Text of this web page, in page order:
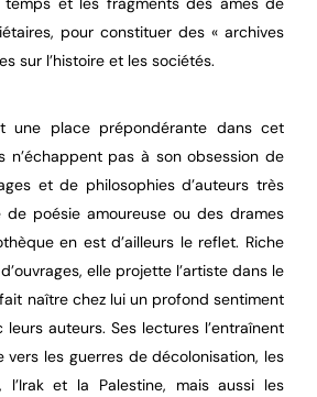
pour constituer des « archives
sur l’histoire et les sociétés.
une place prépondérante dans cet
n’échappent pas à son obsession de
et de philosophies d’auteurs très
de poésie amoureuse ou des drames
en est d’ailleurs le reflet. Riche
elle projette l’artiste dans le
naître chez lui un profond sentiment
auteurs. Ses lectures l’entraînent
les guerres de décolonisation, les
et la Palestine, mais aussi les